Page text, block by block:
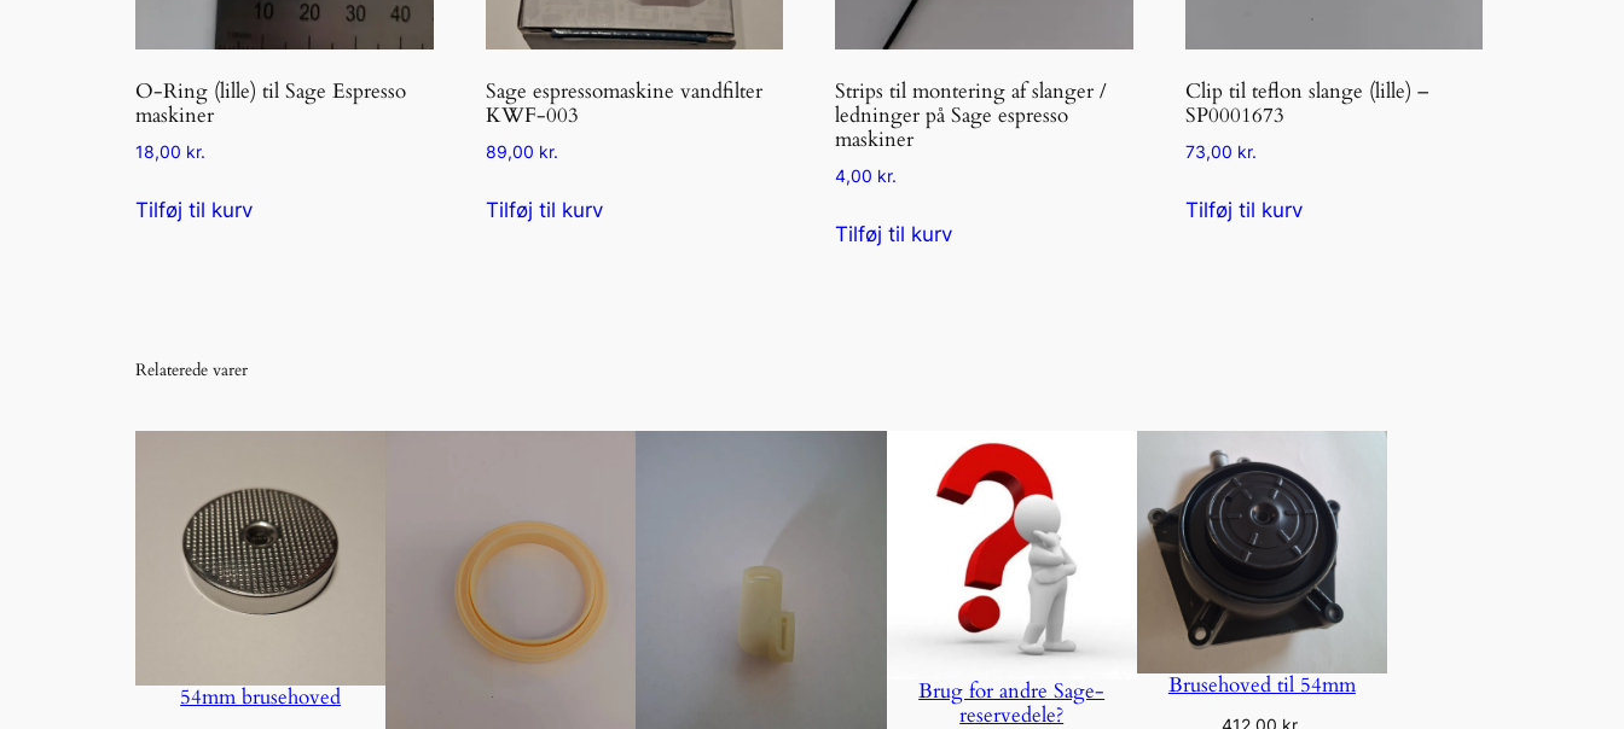
O-Ring (lille) til Sage Espresso
maskiner
18,00 kr.
Tilføj til kurv
Sage espressomaskine vandfilter
KWF-003
89,00 kr.
Tilføj til kurv
Strips til montering af slanger /
ledninger på Sage espresso
maskiner
4,00 kr.
Tilføj til kurv
Clip til teflon slange (lille) –
SP0001673
73,00 kr.
Tilføj til kurv
Relaterede varer
54mm brusehoved
Brug for andre Sage-
reservedele?
Brusehoved til 54mm
412,00 kr.